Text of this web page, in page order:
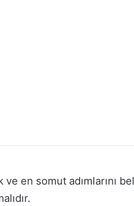
en somut adımlarını